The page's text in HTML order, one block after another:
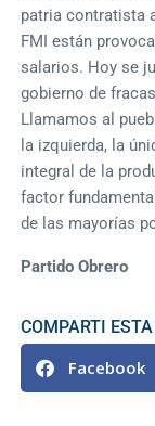
patria contratista
FMI están
salarios. Hoy se
gobierno de
Llamamos al
la izquierda, la
integral de la
factor
de las mayorías
Partido Obrero
COMPARTI
Facebook